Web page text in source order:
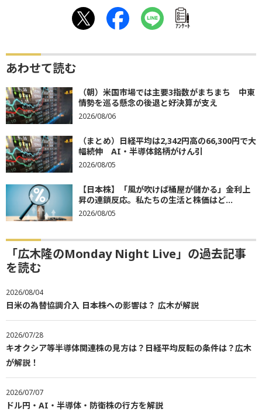
ｱﾝｹｰﾄ
あわせて読む
（朝）米国市場では主要3指数がまちまち 中東
情勢を巡る懸念の後退と好決算が支え
2026/08/06
（まとめ）日経平均は2,342円高の66,300円で大
幅続伸 AI・半導体銘柄がけん引
2026/08/05
【日本株】「風が吹けば桶屋が儲かる」金利上
昇の連鎖反応。私たちの生活と株価はど...
2026/08/05
「広木隆のMonday Night Live」の過去記事
を読む
2026/08/04
日米の為替協調介入 日本株への影響は？ 広木が解説
2026/07/28
キオクシア等半導体関連株の見方は？日経平均反転の条件は？広木
が解説！
2026/07/07
ドル円・AI・半導体・防衛株の行方を解説